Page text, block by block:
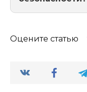
Оцените статью